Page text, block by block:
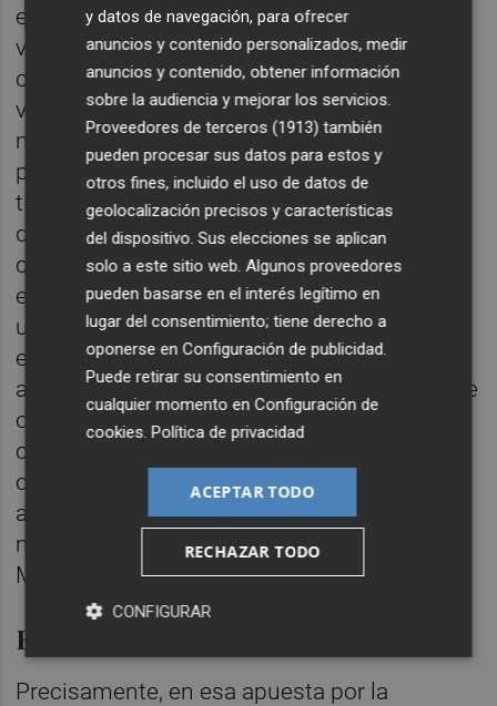
en la arquitectura. “Sin duda, estamos
viviendo una revolución de estilos de vida y
ciclos de vida; es por ello por lo que las
viviendas cada vez se tienen que adaptar
mejor a cada fase del ciclo de vida de las
personas que viven en ella. Una vivienda
tiene que responder a muchas situaciones
durante su ciclo de una vida. Hablaría del
concepto ‘Estuches y cajas’. Entendiendo
estuche como una forma que se adecua a
un objeto, y que inequívocamente contiene
ese objeto (unas gafas, un boli, etc), y que,
aplicado a edificios, sería una única forma de
ocupación. Sin embargo, una caja puede
contener infinidad de objetos, es un
contenedor flexible, con capacidad de
adaptarse al paso del tiempo, y por tanto es
más durable, más sostenible”, afirmó Laura
Moreno.
El impacto de la pandemia
Precisamente, en esa apuesta por la
y datos de navegación, para ofrecer
anuncios y contenido personalizados, medir
anuncios y contenido, obtener información
sobre la audiencia y mejorar los servicios.
Proveedores de terceros (1913) también
pueden procesar sus datos para estos y
otros fines, incluido el uso de datos de
geolocalización precisos y características
del dispositivo. Sus elecciones se aplican
solo a este sitio web. Algunos proveedores
pueden basarse en el interés legítimo en
lugar del consentimiento; tiene derecho a
oponerse enConfiguración de publicidad
Puede retirar su consentimiento en
cualquier momento enConfiguración de
cookies .Política de privacidad
ACEPTAR TODO
RECHAZAR TODO
CONFIGURAR